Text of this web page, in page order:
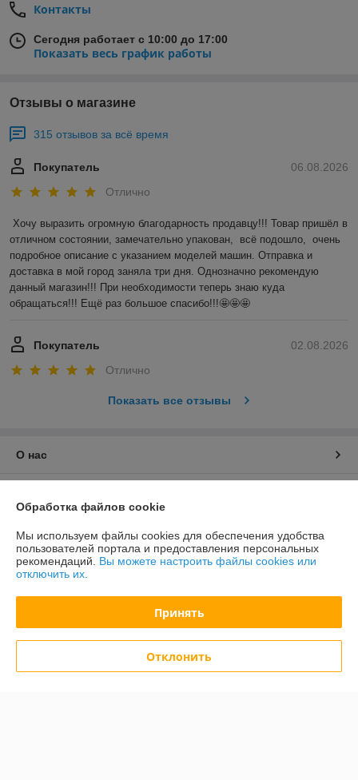
Контакты
Сегодня работает с 10:00 до 17:00
Показать весь график работы
Отзывы о магазине
315 отзывов за всё время
06.08.2026
Покупатель
Отлично
Хочу выразить огромную благодарность продавцу!!! Товар пришёл в
отличном состоянии, замечательно упакован,  всё подошло,  очень
подробное описание с указанием моделей машин. Отправка и
доставка в мой город заняла три дня. Однозначно рекомендую
данный магазин!!! При необходимости теперь знаю куда
обращаться!!! Ещё раз большое спасибо!!!🤩🤩🤩
02.08.2026
Покупатель
Отлично
Показать все отзывы
О нас
Доставка и оплата
График работы
Политика обработки cookies
Обработка файлов cookie
Мы используем файлы cookies для обеспечения удобства
пользователей портала и предоставления персональных
рекомендаций. Вы можете настроить файлы cookies или
отключить их.
Принять
Отклонить